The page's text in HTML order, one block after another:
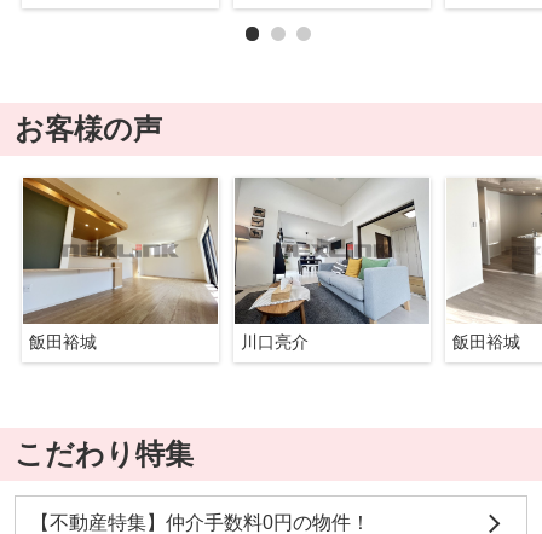
お客様の声
飯田裕城 川口亮介 飯田裕城
こだわり特集
【不動産特集】仲介手数料0円の物件！